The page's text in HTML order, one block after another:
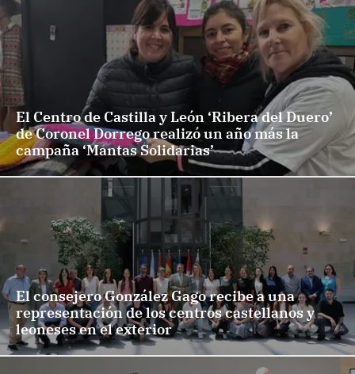
El Centro de Castilla y León ‘Ribera del Duero’
de Coronel Dorrego realizó un año más la
campaña ‘Mantas Solidarias’
El consejero González Gago recibe a una
representación de los centros castellanos y
leoneses en el exterior